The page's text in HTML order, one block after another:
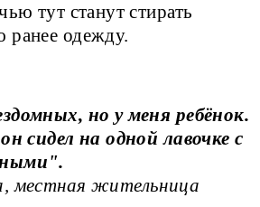
тут станут стирать
ранее одежду.
но у меня ребёнок.
сидел на одной лавочке с
местная жительница